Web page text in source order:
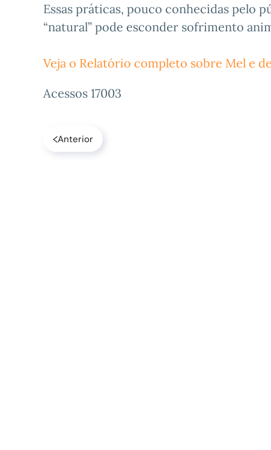
Essas práticas, pouco conhecidas pelo
“natural” pode esconder sofrimento
Veja o Relatório completo sobre Mel e
Acessos 17003
Anterior